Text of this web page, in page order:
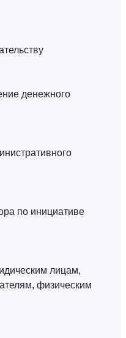
денежного
по инициативе
лицам,
физическим